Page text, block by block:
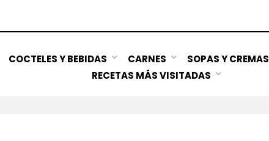
COCTELES Y BEBIDAS CARNES SOPAS Y CREMAS
RECETAS MÁS VISITADAS